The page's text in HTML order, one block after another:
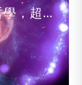
佛學中的佛學：超科學，超哲學，超醫學